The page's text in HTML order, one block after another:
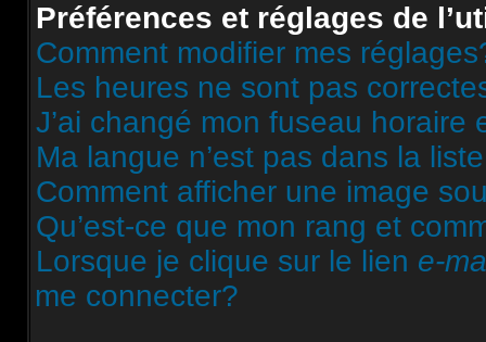
Préférences et réglages de
Comment modifier mes
Les heures ne sont pas
J’ai changé mon fuseau horaire
Ma langue n’est pas dans la
Comment afficher une image
Qu’est-ce que mon rang et
Lorsque je clique sur le lien e-
me connecter?